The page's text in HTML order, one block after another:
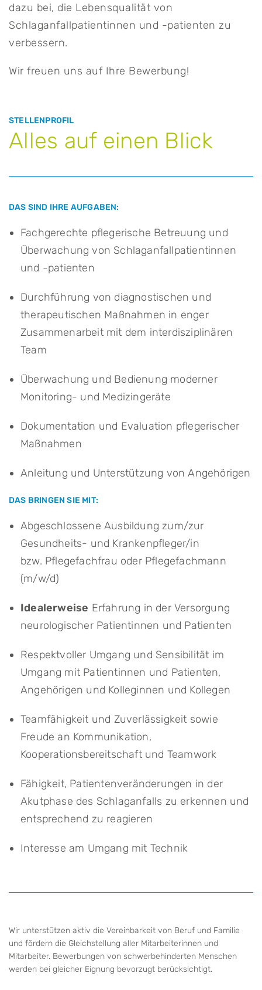
dazu bei, die Lebensqualität von
Schlaganfallpatientinnen und -patienten zu
verbessern.
Wir freuen uns auf Ihre Bewerbung!
STELLENPROFIL
Alles auf einen Blick
DAS SIND IHRE AUFGABEN:
Fachgerechte pflegerische Betreuung und
Überwachung von Schlaganfallpatientinnen
und -patienten
Durchführung von diagnostischen und
therapeutischen Maßnahmen in enger
Zusammenarbeit mit dem interdisziplinären
Team
Überwachung und Bedienung moderner
Monitoring- und Medizingeräte
Dokumentation und Evaluation pflegerischer
Maßnahmen
Anleitung und Unterstützung von Angehörigen
DAS BRINGEN SIE MIT:
Abgeschlossene Ausbildung zum/zur
Gesundheits- und Krankenpfleger/in
bzw. Pflegefachfrau oder Pflegefachmann
(m/w/d)
Idealerweise Erfahrung in der Versorgung
neurologischer Patientinnen und Patienten
Respektvoller Umgang und Sensibilität im
Umgang mit Patientinnen und Patienten,
Angehörigen und Kolleginnen und Kollegen
Teamfähigkeit und Zuverlässigkeit sowie
Freude an Kommunikation,
Kooperationsbereitschaft und Teamwork
Fähigkeit, Patientenveränderungen in der
Akutphase des Schlaganfalls zu erkennen und
entsprechend zu reagieren
Interesse am Umgang mit Technik
Wir unterstützen aktiv die Vereinbarkeit von Beruf und Familie
und fördern die Gleichstellung aller Mitarbeiterinnen und
Mitarbeiter. Bewerbungen von schwerbehinderten Menschen
werden bei gleicher Eignung bevorzugt berücksichtigt.